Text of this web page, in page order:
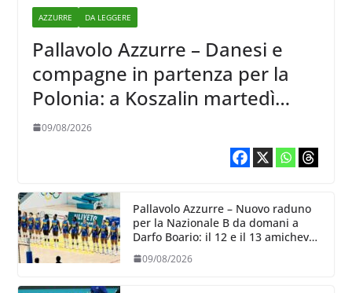
AZZURRE DA LEGGERE
Pallavolo Azzurre – Danesi e
compagne in partenza per la
Polonia: a Koszalin martedì
giocano contro la Francia
09/08/2026
Pallavolo Azzurre – Nuovo raduno
per la Nazionale B da domani a
Darfo Boario: il 12 e il 13 amichevoli
09/08/2026